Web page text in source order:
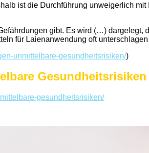
ist die Durchführung unweigerlich
gibt. Es wird (…) dargelegt,
für Laienanwendung oft
unmittelbare-gesundheitsrisiken/)
Gesundheitsrisiken
gesundheitsrisiken/